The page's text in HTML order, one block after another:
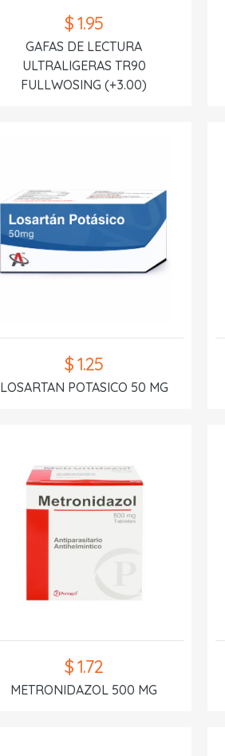
$ 1.95
GAFAS DE LECTURA
ULTRALIGERAS TR90
FULLWOSING (+3.00)
$ 1.25
LOSARTAN POTASICO 50 MG
$ 1.72
METRONIDAZOL 500 MG